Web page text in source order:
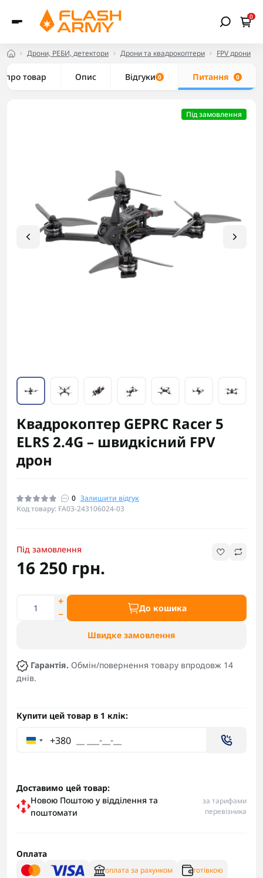
0
Дрони, РЕБИ, детектори Дрони та квадрокоптери FPV дрони
про товар Опис Відгуки 0 Питання 0
Під замовлення
Квадрокоптер GEPRC Racer 5
ELRS 2.4G – швидкісний FPV
дрон
0 Залишити відгук
Код товару: FA03-243106024-03
Під замовлення
16 250 грн.
До кошика
Швидке замовлення
Гарантія. Обмін/повернення товару впродовж 14
днів.
Купити цей товар в 1 клік:
+380
Доставимо цей товар:
Новою Поштою у відділення та
поштомати
за тарифами
перевізника
Оплата
оплата за рахунком готівкою